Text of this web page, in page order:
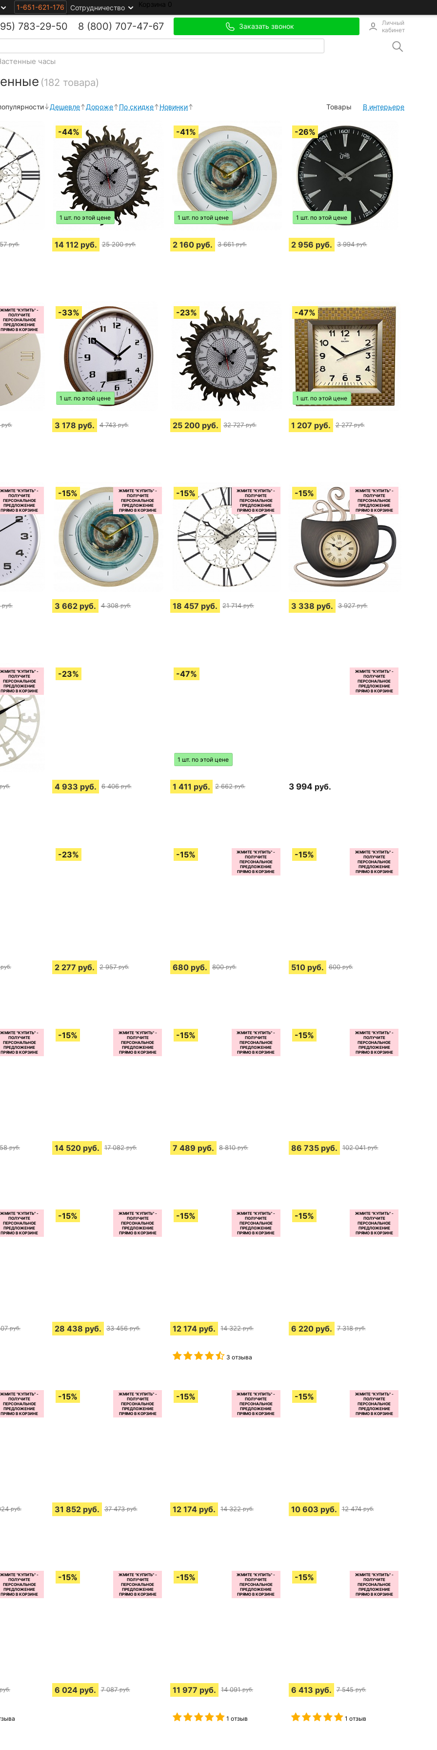
1-651-621-176 Сотрудничество Корзина 0
783-29-50 8 (800) 707-47-67 Заказать звонок
Личный
кабинет
часы
(182 товара)
Дешевле Дороже По скидке Новинки Товары В интерьере
руб.
1 шт. по этой цене
14 112 руб. 25 200 руб.
1 шт. по этой цене
2 160 руб. 3 661 руб.
1 шт. по этой цене
2 956 руб. 3 994 руб.
руб.
1 шт. по этой цене
3 178 руб. 4 743 руб. 25 200 руб. 32 727 руб.
1 шт. по этой цене
1 207 руб. 2 277 руб.
руб. 3 662 руб. 4 308 руб. 18 457 руб. 21 714 руб. 3 338 руб. 3 927 руб.
руб. 4 933 руб. 6 406 руб.
1 шт. по этой цене
1 411 руб. 2 662 руб. 3 994 руб.
руб. 2 277 руб. 2 957 руб. 680 руб. 800 руб. 510 руб. 600 руб.
руб. 14 520 руб. 17 082 руб. 7 489 руб. 8 810 руб. 86 735 руб. 102 041 руб.
руб. 28 438 руб. 33 456 руб. 12 174 руб. 14 322 руб.
3 отзыва
6 220 руб. 7 318 руб.
руб. 31 852 руб. 37 473 руб. 12 174 руб. 14 322 руб. 10 603 руб. 12 474 руб.
руб. 6 024 руб. 7 087 руб. 11 977 руб. 14 091 руб.
1 отзыв
6 413 руб. 7 545 руб.
1 отзыв